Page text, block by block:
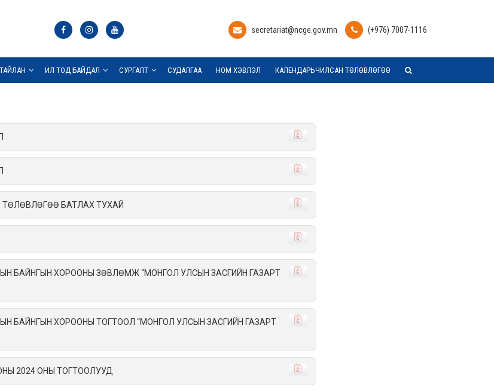
secretariat@ncge.gov.mn (+976) 7007-1116
ТАЙЛАН ИЛ ТОД БАЙДАЛ СУРГАЛТ СУДАЛГАА НОМ ХЭВЛЭЛ КАЛЕНДАРЬЧИЛСАН ТӨЛӨВЛӨГӨӨ
ТӨЛӨВЛӨГӨӨ БАТЛАХ ТУХАЙ
БАЙНГЫН ХОРООНЫ ЗӨВЛӨМЖ “МОНГОЛ УЛСЫН ЗАСГИЙН ГАЗАРТ
БАЙНГЫН ХОРООНЫ ТОГТООЛ “МОНГОЛ УЛСЫН ЗАСГИЙН ГАЗАРТ
2024 ОНЫ ТОГТООЛУУД